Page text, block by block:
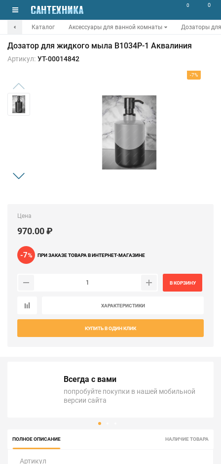
0 0
Каталог Аксессуары для ванной комнаты Дозаторы
Дозатор для жидкого мыла B1034P-1 Аквалиния
Артикул: УТ-00014842
-7%
Цена
970.00 ₽
-7% ПРИ ЗАКАЗЕ ТОВАРА В ИНТЕРНЕТ-МАГАЗИНЕ
В КОРЗИНУ
ХАРАКТЕРИСТИКИ
КУПИТЬ В ОДИН КЛИК
Всегда с вами
попробуйте покупки в нашей мобильной
версии сайта
ПОЛНОЕ ОПИСАНИЕ НАЛИЧИЕ ТОВАРА
Артикул